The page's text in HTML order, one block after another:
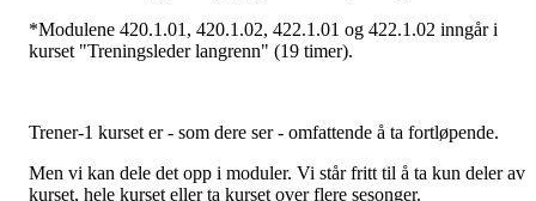
*Modulene 420.1.01, 420.1.02, 422.1.01 og 422.1.02 inngår i
kurset "Treningsleder langrenn" (19 timer).
Trener-1 kurset er - som dere ser - omfattende å ta fortløpende.
Men vi kan dele det opp i moduler. Vi står fritt til å ta kun deler av
kurset, hele kurset eller ta kurset over flere sesonger.